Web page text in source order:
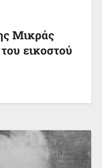
Μικράς
εικοστού